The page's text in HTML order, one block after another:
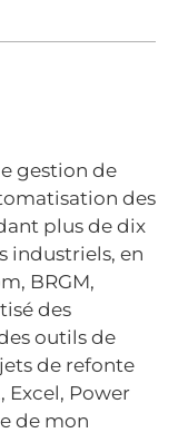
gestion de
des
plus de dix
industriels, en
BRGM,
des
outils de
de refonte
Excel, Power
de mon